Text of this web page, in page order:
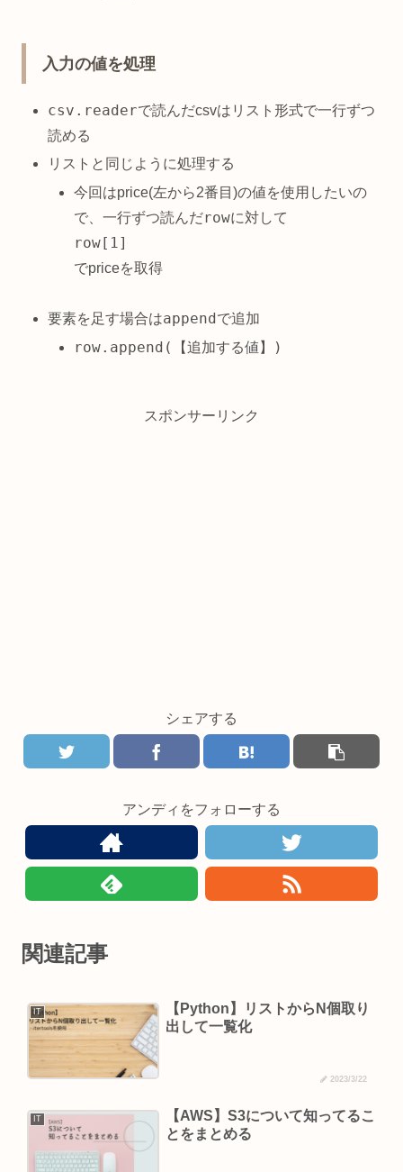
入力の値を処理
csv.readerで読んだcsvはリスト形式で一行ずつ
読める
リストと同じように処理する
今回はprice(左から2番目)の値を使用したいの
で、一行ずつ読んだrowに対して
row[1]
でpriceを取得
要素を足す場合はappend で追加
row.append(【追加する値】)
スポンサーリンク
シェアする
アンディをフォローする
関連記事
IT
【Python】リストからN個取り
出して一覧化
2023/3/22
IT
【AWS】S3について知ってるこ
とをまとめる